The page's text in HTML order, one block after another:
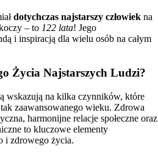
dotychczas najstarszy człowiek na
– to 122 lata! Jego
i inspiracją dla wielu osób na całym
Życia Najstarszych Ludzi?
wskazują na kilka czynników, które
zaawansowanego wieku. Zdrowa
harmonijne relacje społeczne oraz
to kluczowe elementy
i zdrowego życia.